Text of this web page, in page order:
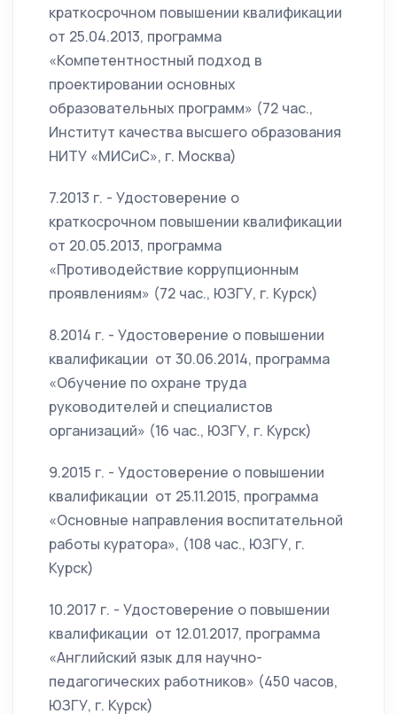
краткосрочном повышении квалификации
от 25.04.2013, программа
«Компетентностный подход в
проектировании основных
образовательных программ» (72 час.,
Институт качества высшего образования
НИТУ «МИСиС», г. Москва)
7.2013 г. - Удостоверение о
краткосрочном повышении квалификации
от 20.05.2013, программа
«Противодействие коррупционным
проявлениям» (72 час., ЮЗГУ, г. Курск)
8.2014 г. - Удостоверение о повышении
квалификации от 30.06.2014, программа
«Обучение по охране труда
руководителей и специалистов
организаций» (16 час., ЮЗГУ, г. Курск)
9.2015 г. - Удостоверение о повышении
квалификации от 25.11.2015, программа
«Основные направления воспитательной
работы куратора», (108 час., ЮЗГУ, г.
Курск)
10.2017 г. - Удостоверение о повышении
квалификации от 12.01.2017, программа
«Английский язык для научно-
педагогических работников» (450 часов,
ЮЗГУ, г. Курск)